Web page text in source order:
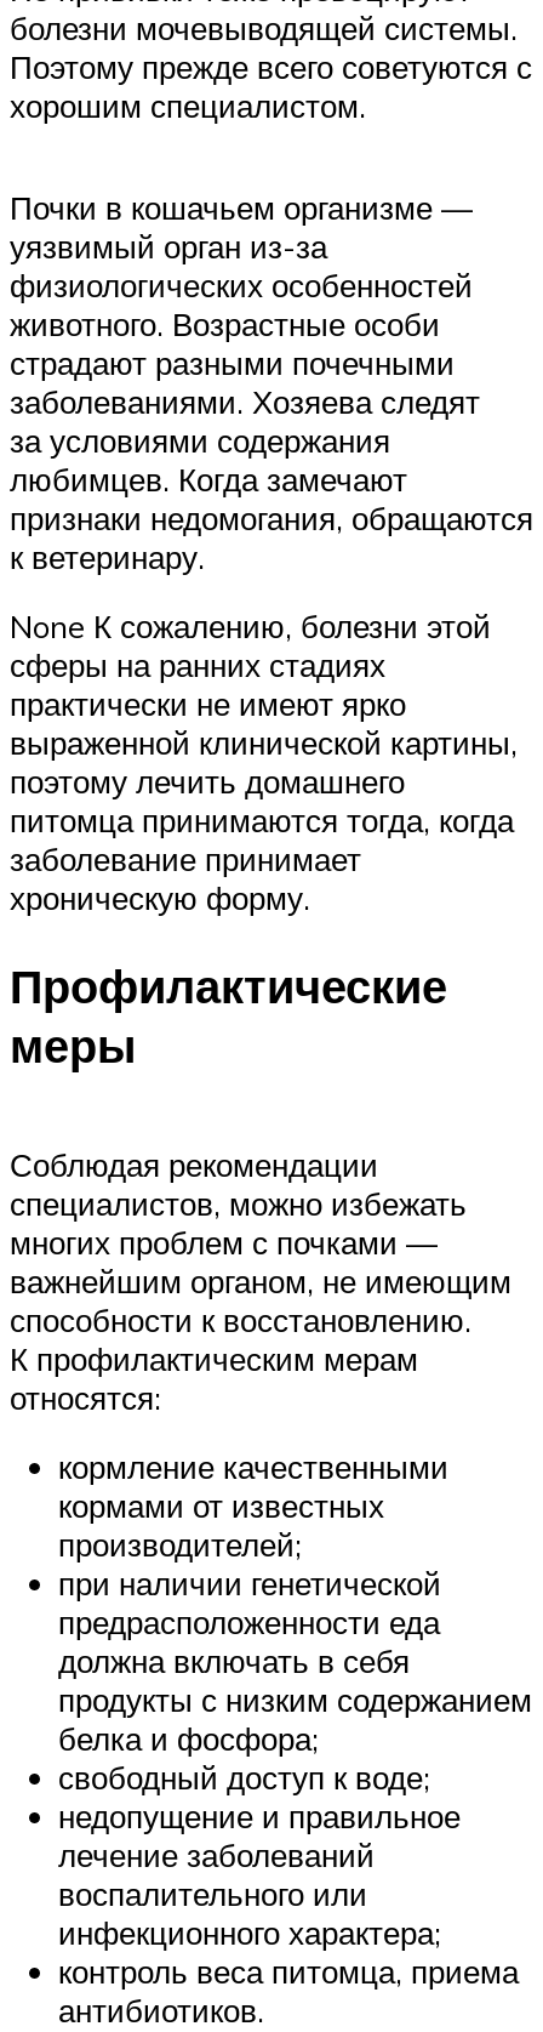
болезни мочевыводящей системы.
Поэтому прежде всего советуются с
хорошим специалистом.
Почки в кошачьем организме —
уязвимый орган из-за
физиологических особенностей
животного. Возрастные особи
страдают разными почечными
заболеваниями. Хозяева следят
за условиями содержания
любимцев. Когда замечают
признаки недомогания, обращаются
к ветеринару.
None К сожалению, болезни этой
сферы на ранних стадиях
практически не имеют ярко
выраженной клинической картины,
поэтому лечить домашнего
питомца принимаются тогда, когда
заболевание принимает
хроническую форму.
Профилактические
меры
Соблюдая рекомендации
специалистов, можно избежать
многих проблем с почками —
важнейшим органом, не имеющим
способности к восстановлению.
К профилактическим мерам
относятся:
кормление качественными
кормами от известных
производителей;
при наличии генетической
предрасположенности еда
должна включать в себя
продукты с низким содержанием
белка и фосфора;
свободный доступ к воде;
недопущение и правильное
лечение заболеваний
воспалительного или
инфекционного характера;
контроль веса питомца, приема
антибиотиков.